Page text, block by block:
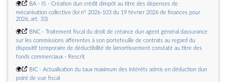
(numéro de SIRET : 71368073400017)
🌍
Amende de 28 000  prononcée à lencontre de la société FARMACLAIR
(numéro de SIRET : 50270701100024)
🌍
BA - IS - Création dun crédit dimpôt au titre des dépenses de
mécanisation collective (loi n° 2026-103 du 19 février 2026 de finances pour
2026, art. 33)
🌍
BNC - Traitement fiscal du droit de créance dun agent général dassurance
sur les commissions afférentes à son portefeuille de contrats au regard du
dispositif temporaire de déductibilité de lamortissement constaté au titre des
fonds commerciaux - Rescrit
🌍
BIC - Actualisation du taux maximum des intérêts admis en déduction dun
point de vue fiscal